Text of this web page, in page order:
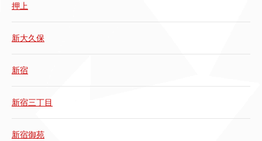
押上
新大久保
新宿
新宿三丁目
新宿御苑